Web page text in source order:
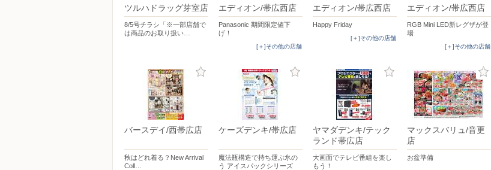
ツルハドラッグ芽室店
8/5号チラシ「※一部店舗で
は商品のお取り扱い…
エディオン/帯広西店
Panasonic 期間限定値下
げ！
[＋]その他の店舗
エディオン/帯広西店
Happy Friday
[＋]その他の店舗
エディオン/帯広西店
RGB Mini LED新レグザが登
場
[＋]その他の店舗
バースデイ/西帯広店
秋はどれ着る？New Arrival
Coll…
ケーズデンキ/帯広店
魔法瓶構造で持ち運ぶ氷の
う アイスパックシリーズ
ヤマダデンキ/テック
ランド帯広店
大画面でテレビ番組を楽し
もう！
マックスバリュ/音更
店
お盆準備